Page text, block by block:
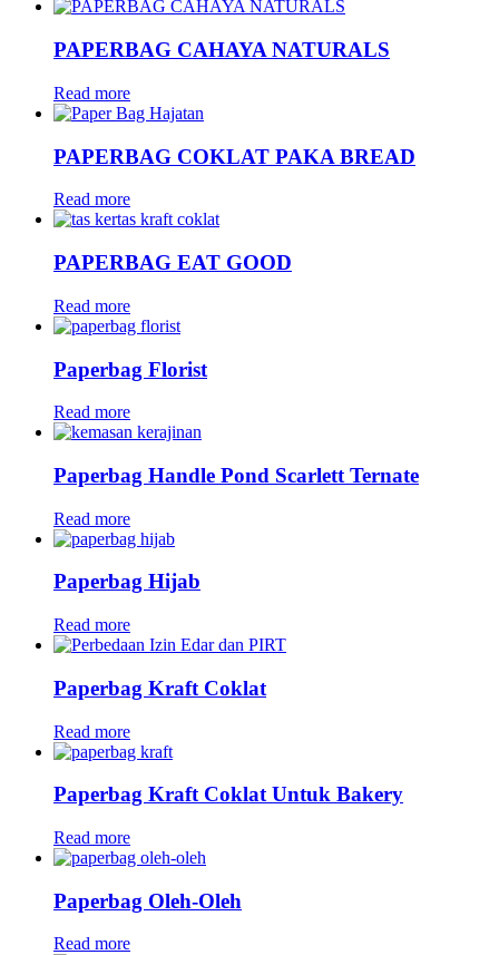
PAPERBAG CAHAYA NATURALS
Read more
PAPERBAG COKLAT PAKA BREAD
Read more
PAPERBAG EAT GOOD
Read more
Paperbag Florist
Read more
Paperbag Handle Pond Scarlett Ternate
Read more
Paperbag Hijab
Read more
Paperbag Kraft Coklat
Read more
Paperbag Kraft Coklat Untuk Bakery
Read more
Paperbag Oleh-Oleh
Read more